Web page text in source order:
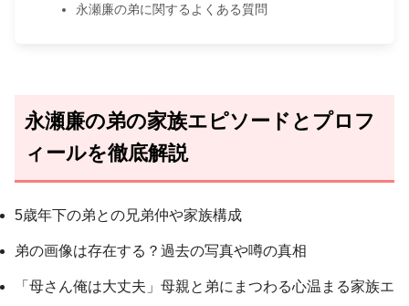
永瀬廉の弟に関するよくある質問
永瀬廉の弟の家族エピソードとプロフ
ィールを徹底解説
5歳年下の弟との兄弟仲や家族構成
弟の画像は存在する？過去の写真や噂の真相
「母さん俺は大丈夫」母親と弟にまつわる心温まる家族エ